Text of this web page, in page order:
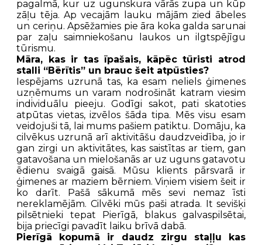
pagalmā, kur uz ugunskura vārās zupa un kūp
zāļu tēja. Ap vecajām lauku mājām zied ābeles
un ceriņu. Apsēžamies pie āra koka galda sarunai
par zaļu saimniekošanu laukos un ilgtspējīgu
tūrismu.
Māra, kas ir tas īpašais, kāpēc tūristi atrod
stalli “Bērītis” un brauc šeit atpūsties?
Iespējams uzrunā tas, ka esam neliels ģimenes
uzņēmums un varam nodrošināt katram viesim
individuālu pieeju. Godīgi sakot, pati skatoties
atpūtas vietas, izvēlos šāda tipa. Mēs visu esam
veidojuši tā, lai mums pašiem patiktu. Domāju, ka
cilvēkus uzrunā arī aktivitāšu daudzveidība, jo ir
gan zirgi un aktivitātes, kas saistītas ar tiem, gan
gatavošana un mielošanās ar uz uguns gatavotu
ēdienu svaigā gaisā. Mūsu klients pārsvarā ir
ģimenes ar maziem bērniem. Viņiem visiem šeit ir
ko darīt. Pašā sākumā mēs sevi nemaz īsti
nereklamējām. Cilvēki mūs paši atrada. It sevišķi
pilsētnieki tepat Pierīgā, blakus galvaspilsētai,
bija priecīgi pavadīt laiku brīvā dabā.
Pierīgā kopumā ir daudz zirgu staļļu kas